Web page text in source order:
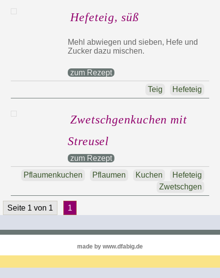
Hefeteig, süß
Mehl abwiegen und sieben, Hefe und
Zucker dazu mischen.
zum Rezept
Hefeteig
Teig
Zwetschgenkuchen mit
Streusel
zum Rezept
Hefeteig
Kuchen
Pflaumen
Pflaumenkuchen
Zwetschgen
Seite 1 von 1 1
made by www.dfabig.de